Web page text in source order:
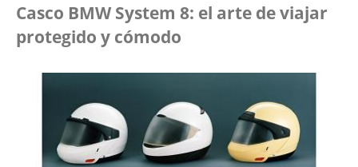
Casco BMW System 8: el arte de viajar
protegido y cómodo